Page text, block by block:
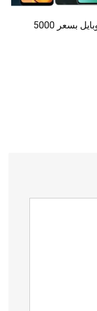
بسعر 5000